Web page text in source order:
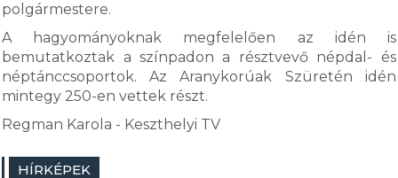
polgármestere.
A hagyományoknak megfelelően az idén is
bemutatkoztak a színpadon a résztvevő népdal- és
néptánccsoportok. Az Aranykorúak Szüretén idén
mintegy 250-en vettek részt.
Regman Karola - Keszthelyi TV
HÍRKÉPEK